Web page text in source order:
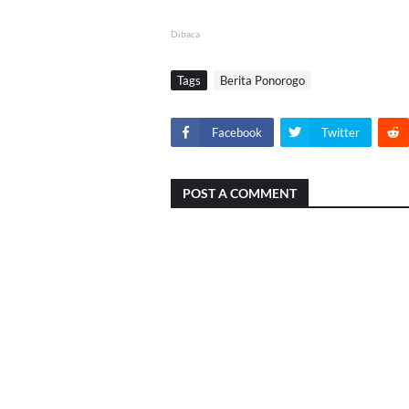
Dibaca
Tags Berita Ponorogo
Facebook Twitter
POST A COMMENT